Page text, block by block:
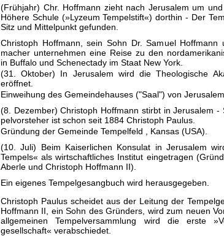
(Frühjahr) Chr. Hoffmann zieht nach Jerusalem um
Höhere Schule (»Lyzeum Tempelstift«) dorthin - Der
Sitz und Mittelpunkt gefunden.
Christoph Hoffmann, sein Sohn Dr. Samuel
macher unternehmen eine Reise zu den
in Buffalo und Schenectady im Staat New York.
(31. Oktober) In Jerusalem wird die Theologische
eröffnet.
Einweihung des Gemeindehauses ("Saal") von Jerusalem.
(8. Dezember) Christoph Hoffmann stirbt in Jerusalem
pelvorsteher ist schon seit 1884 Christoph Paulus.
Gründung der Gemeinde Tempelfeld , Kansas (USA).
(10. Juli) Beim Kaiserlichen Konsulat in Jerusalem
Tempels« als wirtschaftliches Institut eingetragen
Aberle und Christoph Hoffmann II).
Ein eigenes Tempelgesangbuch wird herausgegeben.
Christoph Paulus scheidet aus der Leitung der
Hoffmann II, ein Sohn des Gründers, wird zum neuen
allgemeinen Tempelversammlung wird die erste
gesellschaft« verabschiedet.